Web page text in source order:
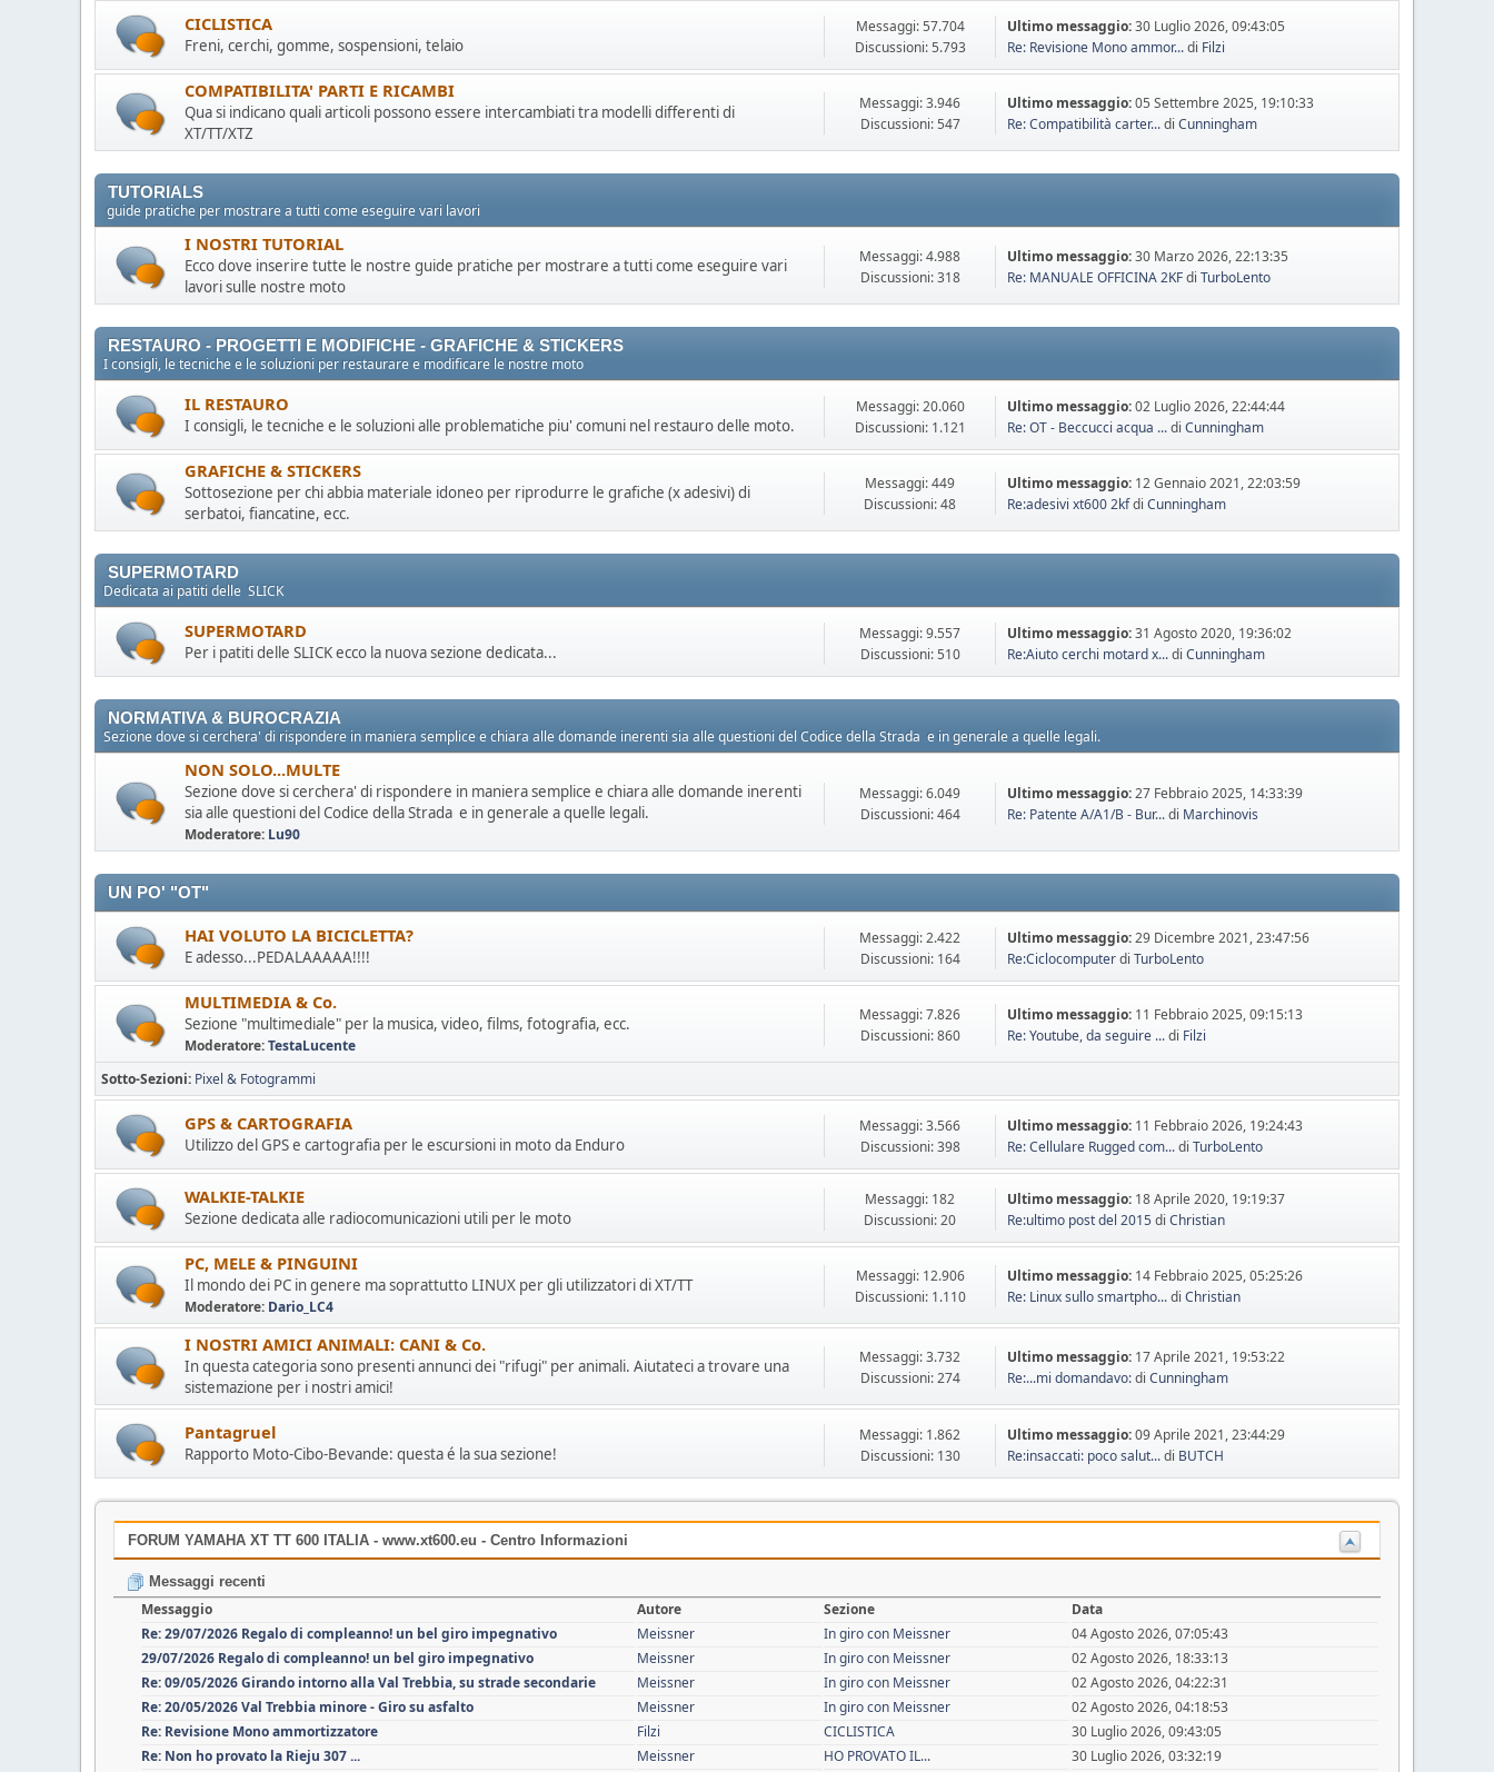
CICLISTICA
Freni, cerchi, gomme, sospensioni, telaio
Messaggi: 57.704
Discussioni: 5.793
Ultimo messaggio:30 Luglio 2026, 09:43:05
Re: Revisione Mono ammor...di Filzi
COMPATIBILITA' PARTI E RICAMBI
Qua si indicano quali articoli possono essere intercambiati tra modelli differenti di
XT/TT/XTZ
Messaggi: 3.946
Discussioni: 547
Ultimo messaggio:05 Settembre 2025, 19:10:33
Re: Compatibilità carter...diCunningham
TUTORIALS
guide pratiche per mostrare a tutti come eseguire vari lavori
I NOSTRI TUTORIAL
Ecco dove inserire tutte le nostre guide pratiche per mostrare a tutti come eseguire vari
lavori sulle nostre moto
Messaggi: 4.988
Discussioni: 318
Ultimo messaggio:30 Marzo 2026, 22:13:35
Re: MANUALE OFFICINA 2KFdiTurboLento
RESTAURO - PROGETTI E MODIFICHE - GRAFICHE & STICKERS
I consigli, le tecniche e le soluzioni per restaurare e modificare le nostre moto
IL RESTAURO
I consigli, le tecniche e le soluzioni alle problematiche piu' comuni nel restauro delle moto.
Messaggi: 20.060
Discussioni: 1.121
Ultimo messaggio:02 Luglio 2026, 22:44:44
Re: OT - Beccucci acqua ...diCunningham
GRAFICHE & STICKERS
Sottosezione per chi abbia materiale idoneo per riprodurre le grafiche (x adesivi) di
serbatoi, fiancatine, ecc.
Messaggi: 449
Discussioni: 48
Ultimo messaggio: 12 Gennaio 2021, 22:03:59
Re:adesivi xt600 2kfdiCunningham
SUPERMOTARD
Dedicata ai patiti delle SLICK
SUPERMOTARD
Per i patiti delle SLICK ecco la nuova sezione dedicata...
Messaggi: 9.557
Discussioni: 510
Ultimo messaggio:31 Agosto 2020, 19:36:02
Re:Aiuto cerchi motard x...diCunningham
NORMATIVA & BUROCRAZIA
Sezione dove si cerchera' di rispondere in maniera semplice e chiara alle domande inerenti sia alle questioni del Codice della Strada e in generale a quelle legali.
NON SOLO...MULTE
Sezione dove si cerchera' di rispondere in maniera semplice e chiara alle domande inerenti
sia alle questioni del Codice della Strada e in generale a quelle legali.
Moderatore: Lu90
Messaggi: 6.049
Discussioni: 464
Ultimo messaggio:27 Febbraio 2025, 14:33:39
Re: Patente A/A1/B - Bur...di Marchinovis
UN PO' "OT"
HAI VOLUTO LA BICICLETTA?
E adesso...PEDALAAAAA!!!!
Messaggi: 2.422
Discussioni: 164
Ultimo messaggio:29 Dicembre 2021, 23:47:56
Re:CiclocomputerdiTurboLento
MULTIMEDIA & Co.
Sezione "multimediale" per la musica, video, films, fotografia, ecc.
Moderatore:TestaLucente
Messaggi: 7.826
Discussioni: 860
Ultimo messaggio: 11 Febbraio 2025, 09:15:13
Re: Youtube, da seguire ...di Filzi
Sotto-Sezioni Pixel & Fotogrammi
GPS & CARTOGRAFIA
Utilizzo del GPS e cartografia per le escursioni in moto da Enduro
Messaggi: 3.566
Discussioni: 398
Ultimo messaggio: 11 Febbraio 2026, 19:24:43
Re: Cellulare Rugged com...diTurboLento
WALKIE-TALKIE
Sezione dedicata alle radiocomunicazioni utili per le moto
Messaggi: 182
Discussioni: 20
Ultimo messaggio: 18 Aprile 2020, 19:19:37
Re:ultimo post del 2015diChristian
PC, MELE & PINGUINI
Il mondo dei PC in genere ma soprattutto LINUX per gli utilizzatori di XT/TT
Moderatore: Dario_LC4
Messaggi: 12.906
Discussioni: 1.110
Ultimo messaggio: 14 Febbraio 2025, 05:25:26
Re: Linux sullo smartpho...diChristian
I NOSTRI AMICI ANIMALI: CANI & Co.
In questa categoria sono presenti annunci dei "rifugi" per animali. Aiutateci a trovare una
sistemazione per i nostri amici!
Messaggi: 3.732
Discussioni: 274
Ultimo messaggio: 17 Aprile 2021, 19:53:22
Re:...mi domandavo:diCunningham
Pantagruel
Rapporto Moto-Cibo-Bevande: questa é la sua sezione!
Messaggi: 1.862
Discussioni: 130
Ultimo messaggio:09 Aprile 2021, 23:44:29
Re:insaccati: poco salut...di BUTCH
FORUM YAMAHA XT TT 600 ITALIA - www.xt600.eu - Centro Informazioni
Messaggi recenti
Messaggio Autore Sezione
Data
Re: 29/07/2026 Regalo di compleanno! un bel giro impegnativo
Meissner In giro con Meissner
04 Agosto 2026, 07:05:43
29/07/2026 Regalo di compleanno! un bel giro impegnativo
Meissner In giro con Meissner
02 Agosto 2026, 18:33:13
Re: 09/05/2026 Girando intorno alla Val Trebbia, su strade secondarie
Meissner In giro con Meissner
02 Agosto 2026, 04:22:31
Re: 20/05/2026 Val Trebbia minore - Giro su asfalto
Meissner In giro con Meissner
02 Agosto 2026, 04:18:53
Re: Revisione Mono ammortizzatore
Filzi CICLISTICA
30 Luglio 2026, 09:43:05
Re: Non ho provato la Rieju 307 ...
Meissner HO PROVATO IL...
30 Luglio 2026, 03:32:19